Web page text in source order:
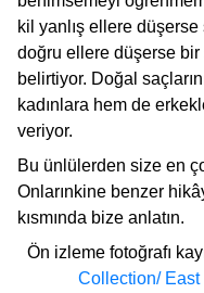
kil yanlış ellere
doğru ellere düşerse bir
belirtiyor. Doğal
kadınlara hem de
veriyor.
Bu ünlülerden size en
Onlarınkine benzer
kısmında bize anlatın.
Ön izleme fotoğrafı
Collection/ East